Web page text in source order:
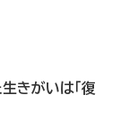
きがいは「復